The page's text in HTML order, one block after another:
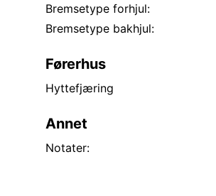
Bremsetype forhjul:
Bremsetype bakhjul:
Førerhus
Hyttefjæring
Annet
Notater: